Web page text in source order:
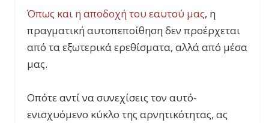
Όπως και η αποδοχή του εαυτού μας, η
πραγματική αυτοπεποίθηση δεν προέρχεται
από τα εξωτερικά ερεθίσματα, αλλά από μέσα
μας.
Οπότε αντί να συνεχίσεις τον αυτό-
ενισχυόμενο κύκλο της αρνητικότητας, ας